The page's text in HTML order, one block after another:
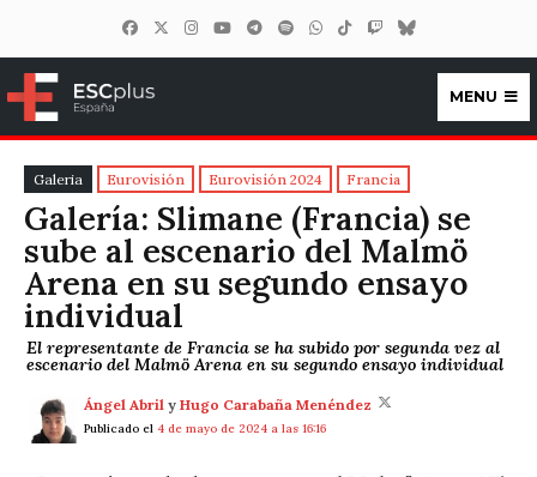
ESCplus España
MENU
Galeria Eurovisión Eurovisión 2024 Francia
Galería: Slimane (Francia) se
sube al escenario del Malmö
Arena en su segundo ensayo
individual
El representante de Francia se ha subido por segunda vez al
escenario del Malmö Arena en su segundo ensayo individual
Ángel Abril y Hugo Carabaña Menéndez
Publicado el 4 de mayo de 2024 a las 16:16